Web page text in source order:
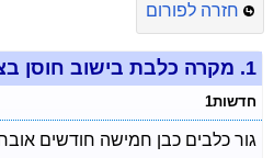
חזרה לפורום
1. מקרה כלבת בישוב חוסן
חדשות1
גור כלבים כבן חמישה חודשים